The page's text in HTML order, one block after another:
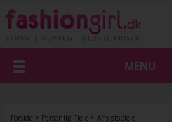
MENU
Forside » Personlig Pleje » Ansigtspleje